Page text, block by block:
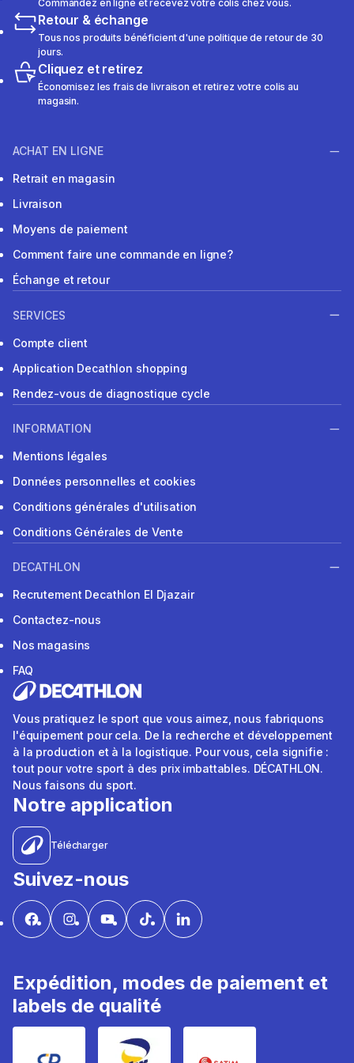
Commandez en ligne et recevez votre colis chez vous.
Retour & échange
Tous nos produits bénéficient d'une politique de retour de 30
jours.
Cliquez et retirez
Économisez les frais de livraison et retirez votre colis au
magasin.
ACHAT EN LIGNE
Retrait en magasin
Livraison
Moyens de paiement
Comment faire une commande en ligne?
Échange et retour
SERVICES
Compte client
Application Decathlon shopping
Rendez-vous de diagnostique cycle
INFORMATION
Mentions légales
Données personnelles et cookies
Conditions générales d'utilisation
Conditions Générales de Vente
DECATHLON
Recrutement Decathlon El Djazair
Contactez-nous
Nos magasins
FAQ
Vous pratiquez le sport que vous aimez, nous fabriquons
l'équipement pour cela. De la recherche et développement
à la production et à la logistique. Pour vous, cela signifie :
tout pour votre sport à des prix imbattables. DÉCATHLON.
Nous faisons du sport.
Notre application
Télécharger
Suivez-nous
Expédition, modes de paiement et
labels de qualité